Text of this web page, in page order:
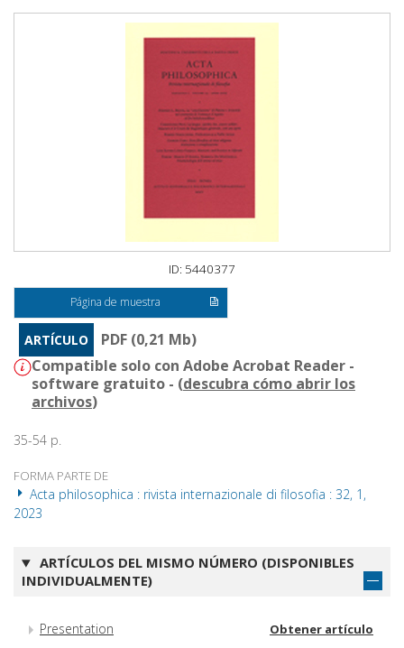
ID: 5440377
Página de muestra
ARTÍCULO
PDF (0,21 Mb)
Compatible solo con Adobe Acrobat Reader -
software gratuito - (descubra cómo abrir los
archivos)
35-54 p.
FORMA PARTE DE
Acta philosophica : rivista internazionale di filosofia : 32, 1,
2023
ARTÍCULOS DEL MISMO NÚMERO (DISPONIBLES
INDIVIDUALMENTE)
Presentation Obtener artículo